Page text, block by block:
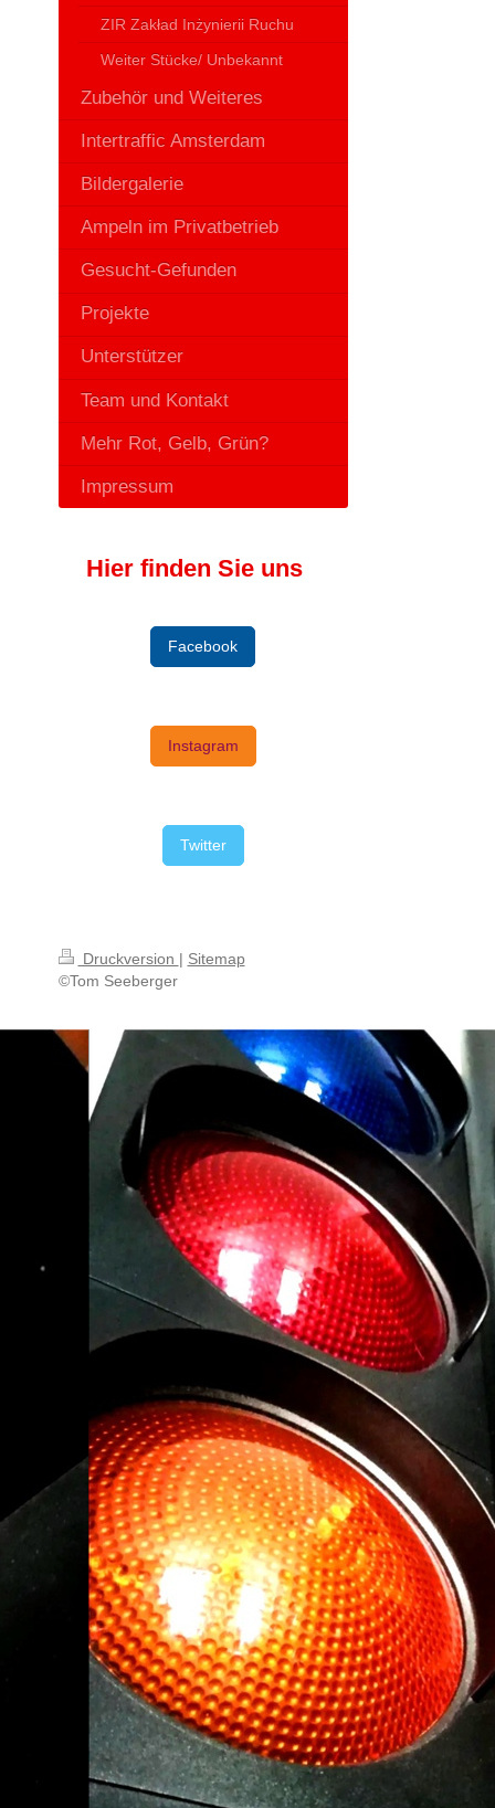
ZIR Zakład Inżynierii Ruchu
Weiter Stücke/ Unbekannt
Zubehör und Weiteres
Intertraffic Amsterdam
Bildergalerie
Ampeln im Privatbetrieb
Gesucht-Gefunden
Projekte
Unterstützer
Team und Kontakt
Mehr Rot, Gelb, Grün?
Impressum
Hier finden Sie uns
Facebook
Instagram
Twitter
Druckversion | Sitemap
©Tom Seeberger